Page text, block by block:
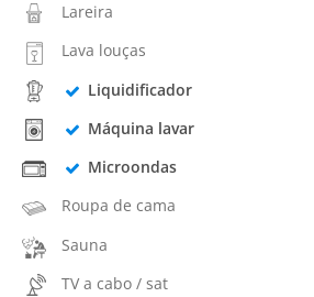
Lareira
Lava louças
Liquidificador
Máquina lavar
Microondas
Roupa de cama
Sauna
TV a cabo / sat